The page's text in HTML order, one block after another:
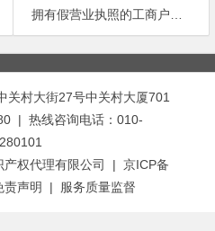
拥有假营业执照的工商户应负的法律责任是什么
关村大街27号中关村大厦701
| 热线咨询电话：010-
产权代理有限公司 | 京ICP备
责声明 | 服务质量监督